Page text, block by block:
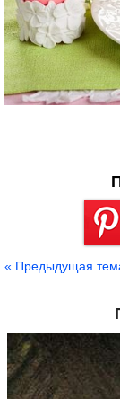
« Предыдущая